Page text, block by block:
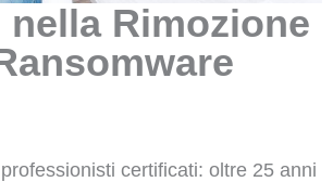
nella Rimozione
certificati: oltre 25 anni